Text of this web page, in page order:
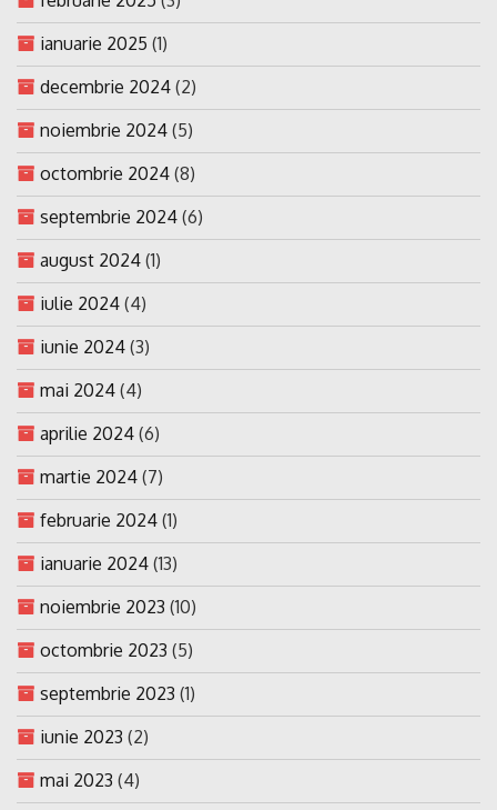
ianuarie 2025 (1)
decembrie 2024 (2)
noiembrie 2024 (5)
octombrie 2024 (8)
septembrie 2024 (6)
august 2024 (1)
iulie 2024 (4)
iunie 2024 (3)
mai 2024 (4)
aprilie 2024 (6)
martie 2024 (7)
februarie 2024 (1)
ianuarie 2024 (13)
noiembrie 2023 (10)
octombrie 2023 (5)
septembrie 2023 (1)
iunie 2023 (2)
mai 2023 (4)